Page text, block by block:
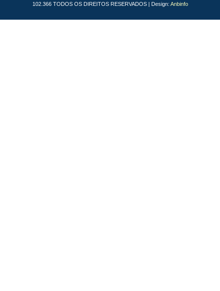
102.366 TODOS OS DIREITOS RESERVADOS | Design: Anbinfo